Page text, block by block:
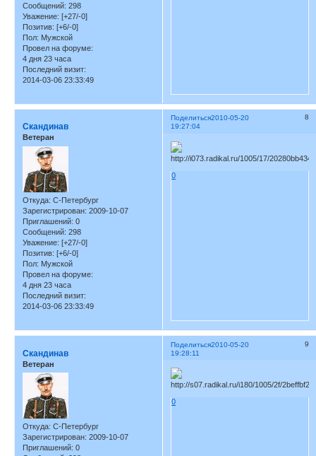
Сообщений: 298
Уважение: [+27/-0]
Позитив: [+6/-0]
Пол: Мужской
Провел на форуме:
4 дня 23 часа
Последний визит:
2014-03-06 23:33:49
Поделиться 8
2010-05-20
19:27:04
Скандинав
Ветеран
Откуда: С-Петербург
Зарегистрирован: 2009-10-07
Приглашений: 0
Сообщений: 298
Уважение: [+27/-0]
Позитив: [+6/-0]
Пол: Мужской
Провел на форуме:
4 дня 23 часа
Последний визит:
2014-03-06 23:33:49
0
Поделиться 9
2010-05-20
19:28:11
Скандинав
Ветеран
Откуда: С-Петербург
Зарегистрирован: 2009-10-07
Приглашений: 0
0